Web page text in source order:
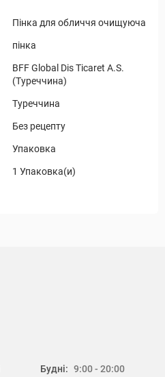
Пінка для обличчя очищуюча
пінка
BFF Global Dis Ticaret A.S.
(Туреччина)
Туреччина
Без рецепту
Упаковка
1 Упаковка(и)
Будні: 9:00 - 20:00